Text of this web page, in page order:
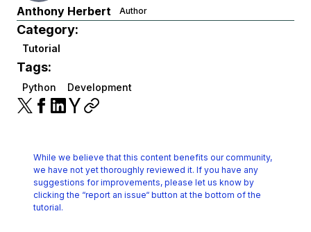
Anthony Herbert Author
Category:
Tutorial
Tags:
Python Development
While we believe that this content benefits our community,
we have not yet thoroughly reviewed it. If you have any
suggestions for improvements, please let us know by
clicking the “report an issue“ button at the bottom of the
tutorial.